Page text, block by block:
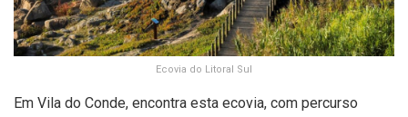
Ecovia do Litoral Sul
Em Vila do Conde, encontra esta ecovia, com percurso